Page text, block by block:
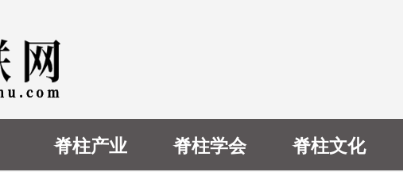
脊柱产业 脊柱学会 脊柱文化